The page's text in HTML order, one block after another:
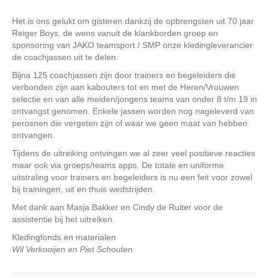
Het is ons gelukt om gisteren dankzij de opbrengsten uit 70 jaar
Reiger Boys, de wens vanuit de klankborden groep en
sponsoring van JAKO teamsport / SMP onze kledingleverancier
de coachjassen uit te delen.
Bijna 125 coachjassen zijn door trainers en begeleiders die
verbonden zijn aan kabouters tot en met de Heren/Vrouwen
selectie en van alle meiden/jongens teams van onder 8 t/m 19 in
ontvangst genomen. Enkele jassen worden nog nageleverd van
perosnen die vergeten zijn of waar we geen maat van hebben
ontvangen.
Tijdens de uitreiking ontvingen we al zeer veel positieve reacties
maar ook via groeps/teams apps. De totale en uniforme
uitstraling voor trainers en begeleiders is nu een feit voor zowel
bij trainingen, uit en thuis wedstrijden.
Met dank aan Masja Bakker en Cindy de Ruiter voor de
assistentie bij het uitreiken.
Kledingfonds en materialen
Wil Verkooijen en Piet Schouten